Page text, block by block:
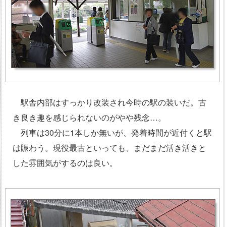
駅舎内部はすっかり改装され今時の駅の装いだ。古
き良き趣を感じられないのがやや残念…。
列車は30分に1本しか無いが、発着時間が近付くと駅
は賑わう。現役最古といっても、まだまだ活き活きと
した雰囲気がするのは良い。